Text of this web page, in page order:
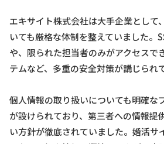
エキサイト株式会社は大手企業として
いても厳格な体制を整えていました。
や、限られた担当者のみがアクセスで
テムなど、多重の安全対策が講じられ
個人情報の取り扱いについても明確な
が設けられており、第三者への情報提
い方針が徹底されていました。婚活サ